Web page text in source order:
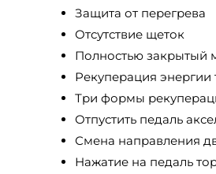
Защита от перегрева
Отсутствие щеток
Полностью закрытый
Рекуперация
Три формы
Отпустить педаль
Смена направления
Нажатие на педаль